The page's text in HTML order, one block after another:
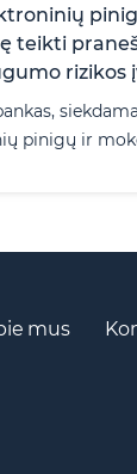
teikti
rizikos
pinigų ir
mus